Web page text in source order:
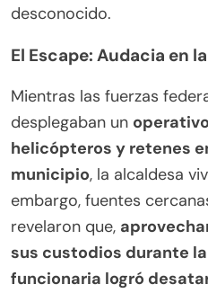
desconocido.
El Escape: Audacia en
Mientras las fuerzas
desplegaban un
helicópteros y retenes
municipio, la alcaldesa
embargo, fuentes
revelaron que,
sus custodios durante
funcionaria logró